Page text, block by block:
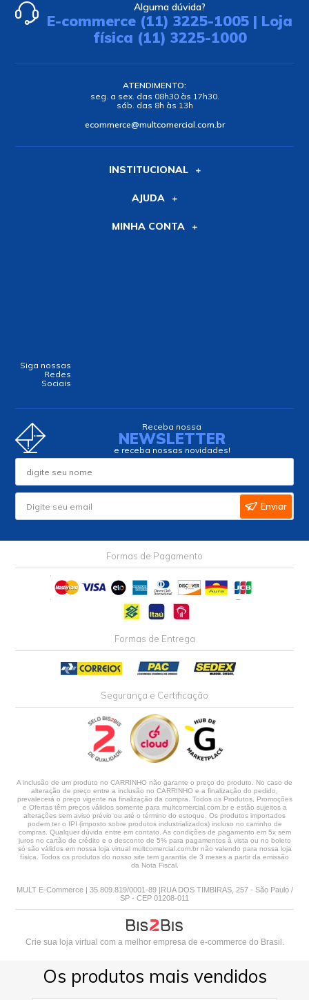
Alguma dúvida?
E-commerce (11) 3225-1005 | Loja
física (11) 3225-1000
ATENDIMENTO:
seg. a sex. das 08h30 às 17h30.
sáb. das 8h às 13h
ecommerce@multcomercial.com.br
INSTITUCIONAL
AJUDA
MINHA CONTA
Siga nossas
Redes
Sociais
Receba nossa
NEWSLETTER
e receba nossas novidades!
Enviar
Formas de Pagamento
Formas de Entrega
Segurança e Certificação
A inclusão de um produto no CARRINHO não garante o preço do produto. No caso de
alteração de preço entre a inclusão no CARRINHO e a finalização do pedido,
prevalecerá o preço vigente na finalização da compra. Todos os Produtos, Promoções
e Ofertas têm preços válidos somente para multcomercial.com.br e estão sujeitos a
alterações sem aviso prévio ou até o término do estoque. Os produtos importados
podem ter o IPI (imposto sobre produtos industrializados) incluso no carrinho de
compras. Qualquer dúvida entre em contato. As condições de pagamento em 5x sem
juros no cartão de crédito e o desconto de 5% para pagamentos à vista ou no boleto
só são válidos em nossa loja virtual multcomercial.com.br não valendo para nossa loja
física. Todos os produtos do nosso site tem garantia de 3 meses a partir da emissão
da Nota Fiscal.
MULT E-Commerce | 35.809.819/0001-89 |RUA DOS TIMBIRAS, 257 - São Paulo /
SP - CEP 01208-011
Crie sua loja virtual com a melhor empresa de e-commerce do Brasil.
Os produtos mais vendidos